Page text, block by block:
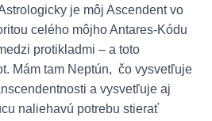
je môj Ascendent vo
celého môjho Antares-Kódu
protikladmi – a toto
Mám tam Neptún, čo vysvetľuje
a vysvetľuje aj
naliehavú potrebu stierať